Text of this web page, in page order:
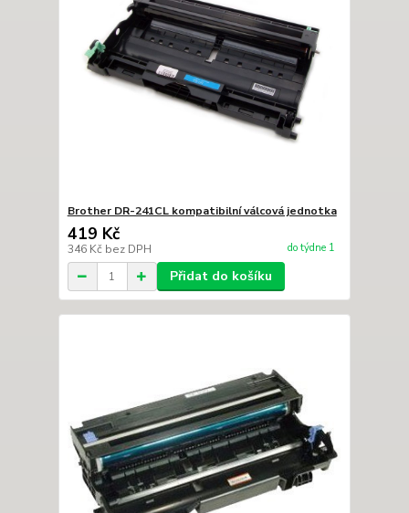
Brother DR-241CL kompatibilní válcová jednotka
419 Kč
346 Kč bez DPH do týdne 1
Přidat do košíku